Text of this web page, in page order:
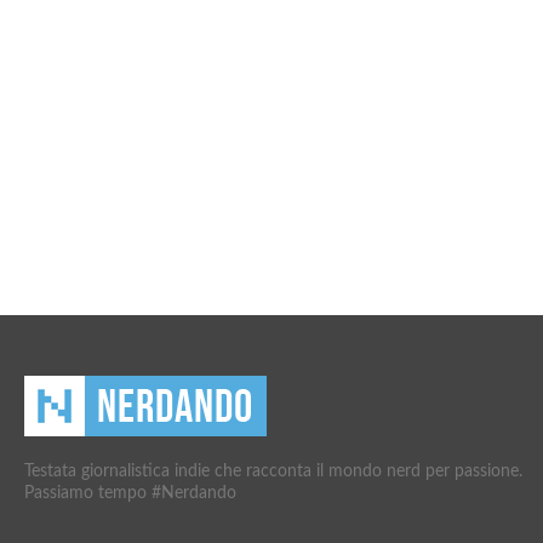
Testata giornalistica indie che racconta il mondo nerd per passione.
Passiamo tempo #Nerdando